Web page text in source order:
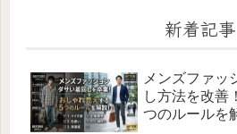
新着記事
メンズファッ
し方法を改善
つのルールを